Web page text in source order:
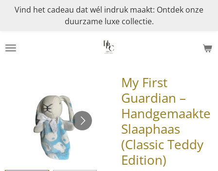
de
Vind het cadeau dat wél indruk maakt: Ontdek onze
duurzame luxe collectie.
My First
Guardian –
Handgemaakte
Slaaphaas
(Classic Teddy
Edition)